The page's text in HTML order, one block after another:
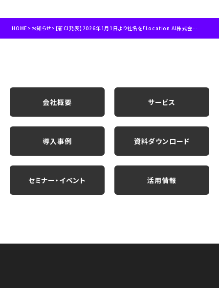
HOME> お知らせ> 【新CI発表】2026年1月1日より社名を「Location AI株式会社（ロケーションエーアイ株式会社）」へ変更
会社概要 サービス
導入事例 資料ダウンロード
セミナー・イベント 活用情報